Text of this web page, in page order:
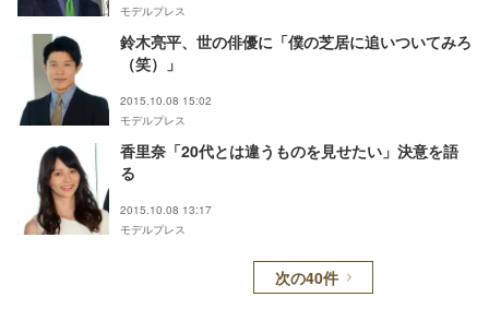
モデルプレス
鈴木亮平、世の俳優に「僕の芝居に追いついてみろ
（笑）」
2015.10.08 15:02
モデルプレス
香里奈「20代とは違うものを見せたい」決意を語
る
2015.10.08 13:17
モデルプレス
次の40件